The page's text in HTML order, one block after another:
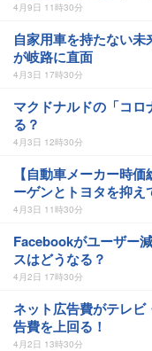
4月9日 11時30分
自家用車を持たない
が岐路に直面
4月3日 17時30分
マクドナルドの「コ
る？
4月3日 12時30分
【自動車メーカー時
ーゲンとトヨタを抑え
4月3日 11時30分
Facebookがユーザー
スはどうなる？
4月2日 17時30分
ネット広告費がテレ
告費を上回る！
4月2日 13時30分